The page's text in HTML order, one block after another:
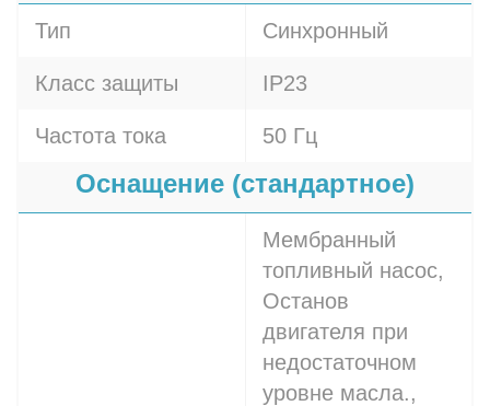
Тип Синхронный
Класс защиты IP23
Частота тока 50 Гц
Оснащение (стандартное)
Мембранный
топливный насос,
Останов
двигателя при
недостаточном
уровне масла.,